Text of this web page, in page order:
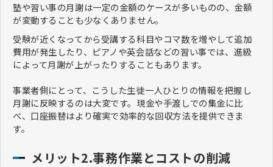
塾や習い事の月謝は一定の金額のケースが多いものの、金額
が変動することも少なくありません。
受験が近くなってから受講する科目やコマ数を増やして追加
費用が発生したり、ピアノや英会話などの習い事では、進級
によって月謝が上がったりすることもあります。
事業者側にとって、こうした生徒一人ひとりの情報を把握し
月謝に反映するのは大変です。現金や手渡しでの集金に比
べ、口座振替はより確実で効率的な回収方法を提供できま
す。
メリット2.事務作業とコストの削減